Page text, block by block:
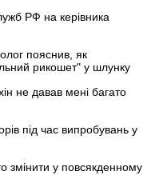
РФ на керівника
пояснив, як
рикошет" у шлунку
не давав мені багато
під час випробувань у
змінити у повсякденному